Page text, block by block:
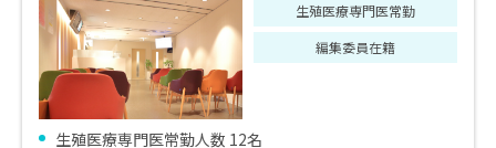
生殖医療専門医常勤
編集委員在籍
生殖医療専門医常勤人数 12名